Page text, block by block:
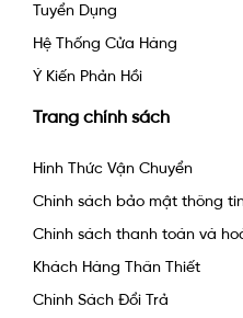
Tuyển Dụng
Hệ Thống Cửa Hàng
Ý Kiến Phản Hồi
Trang chính sách
Hình Thức Vận Chuyển
Chính sách bảo mật thông
Chính sách thanh toán và
Khách Hàng Thân Thiết
Chính Sách Đổi Trả